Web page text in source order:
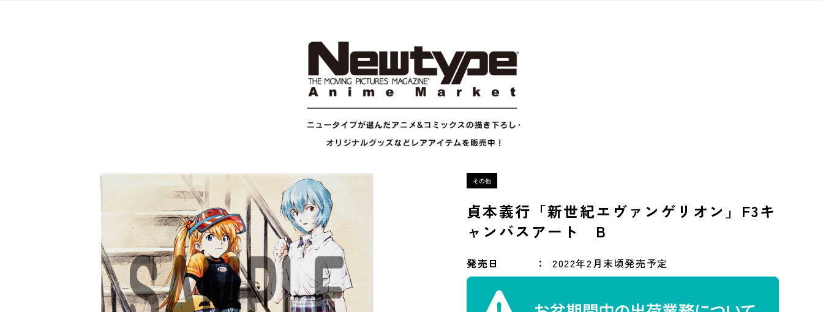
貞本義行「新世紀エヴァンゲリオン」F3キ
ャンバスアート B
発売日 2022年2月末頃発売予定